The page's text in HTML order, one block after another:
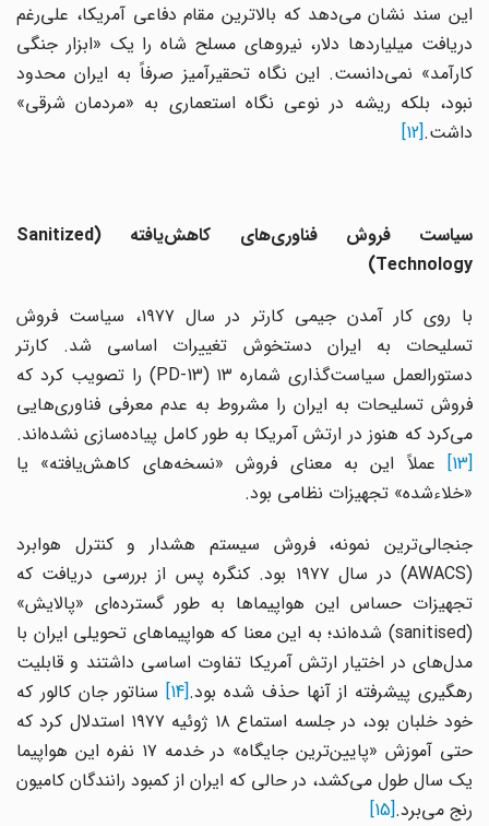
این سند نشان می‌دهد که بالاترین مقام دفاعی آمریکا، علی‌رغم
دریافت میلیاردها دلار، نیروهای مسلح شاه را یک «ابزار جنگی
کارآمد» نمی‌دانست. این نگاه تحقیرآمیز صرفاً به ایران محدود
نبود، بلکه ریشه در نوعی نگاه استعماری به «مردمان شرقی»
داشت.[12]
سیاست فروش فناوری‌های کاهش‌یافته (
Sanitized
Technology
)
با روی کار آمدن جیمی کارتر در سال ۱۹۷۷، سیاست فروش
تسلیحات به ایران دستخوش تغییرات اساسی شد. کارتر
دستورالعمل سیاست‌گذاری شماره ۱۳ (PD-13) را تصویب کرد که
فروش تسلیحات به ایران را مشروط به عدم معرفی فناوری‌هایی
می‌کرد که هنوز در ارتش آمریکا به طور کامل پیاده‌سازی نشده‌اند.
عملاً این به معنای فروش «نسخه‌های کاهش‌یافته» یا
«خلاءشده» تجهیزات نظامی بود.
جنجالی‌ترین نمونه، فروش سیستم هشدار و کنترل هوابرد
(AWACS) در سال ۱۹۷۷ بود. کنگره پس از بررسی دریافت که
تجهیزات حساس این هواپیماها به طور گسترده‌ای «پالایش»
(sanitised) شده‌اند؛ به این معنا که هواپیماهای تحویلی ایران با
مدل‌های در اختیار ارتش آمریکا تفاوت اساسی داشتند و قابلیت
رهگیری پیشرفته از آنها حذف شده بود.[14]
سناتور جان کالور که
خود خلبان بود، در جلسه استماع ۱۸ ژوئیه ۱۹۷۷ استدلال کرد که
حتی آموزش «پایین‌ترین جایگاه» در خدمه ۱۷ نفره این هواپیما
یک سال طول می‌کشد، در حالی که ایران از کمبود رانندگان کامیون
رنج می‌برد.[15]